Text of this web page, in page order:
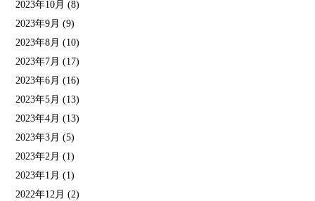
2023年10月 (8)
2023年9月 (9)
2023年8月 (10)
2023年7月 (17)
2023年6月 (16)
2023年5月 (13)
2023年4月 (13)
2023年3月 (5)
2023年2月 (1)
2023年1月 (1)
2022年12月 (2)